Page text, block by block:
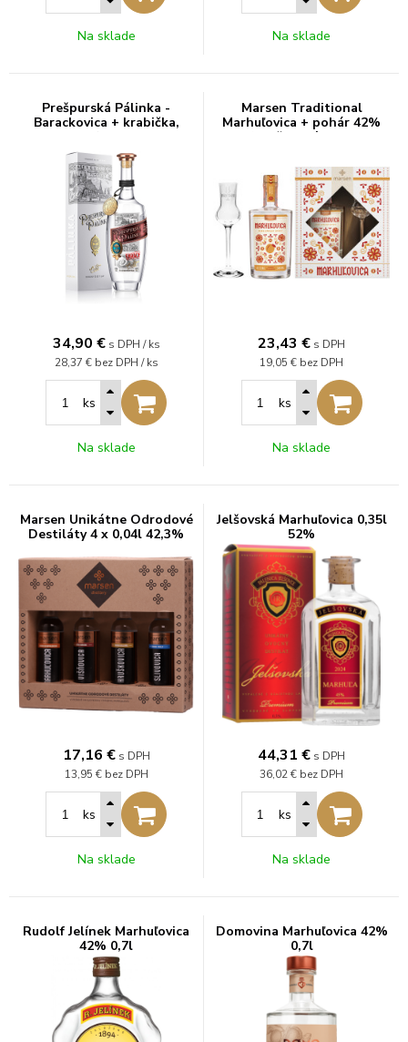
Na sklade Na sklade
Prešpurská Pálinka -
Barackovica + krabička,
34,90 € s DPH / ks
28,37 € bez DPH / ks
ks
Na sklade
Marsen Traditional
Marhuľovica + pohár 42%
0,5l (darčekové balenie 1
23,43 € s DPH
19,05 € bez DPH
ks
Na sklade
Marsen Unikátne Odrodové
Destiláty 4 x 0,04l 42,3%
17,16 € s DPH
13,95 € bez DPH
ks
Na sklade
Jelšovská Marhuľovica 0,35l
52%
44,31 € s DPH
36,02 € bez DPH
ks
Na sklade
Rudolf Jelínek Marhuľovica
42% 0,7l
Domovina Marhuľovica 42%
0,7l